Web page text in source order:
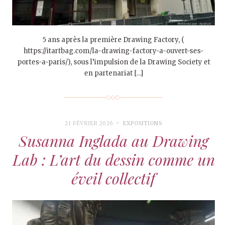
5 ans après la première Drawing Factory, (
https://itartbag.com/la-drawing-factory-a-ouvert-ses-
portes-a-paris/), sous l’impulsion de la Drawing Society et
en partenariat […]
21 FÉVRIER 2026 EXPOSITIONS
Susanna Inglada au Drawing
Lab : L’art du dessin comme un
éveil collectif